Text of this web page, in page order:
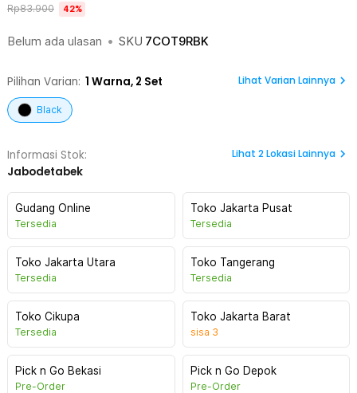
Belum ada ulasan • SKU 7COT9RBK
Rp83.900 42%
Pilihan Varian: 1 Warna, 2 Set Lihat Varian Lainnya
Black
Informasi Stok:
Jabodetabek
Lihat 2Lokasi Lainnya
Gudang Online
Tersedia
Toko Jakarta Pusat
Tersedia
Toko Jakarta Utara
Tersedia
Toko Tangerang
Tersedia
Toko Cikupa
Tersedia
Toko Jakarta Barat
sisa 3
Pick n Go Bekasi
Pre-Order
Pick n Go Depok
Pre-Order